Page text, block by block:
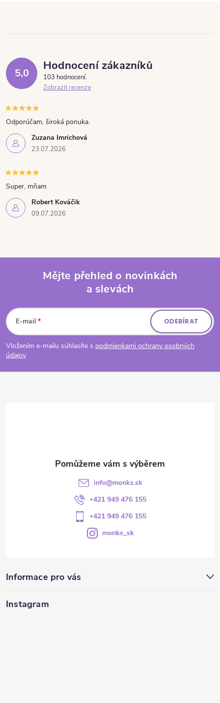
5,0
Hodnocení zákazníků
103 hodnocení
Zobrazit recenze
Zuzana Imrichová
23.07.2026
Odporúčam, široká ponuka.
Robert Kováčik
09.07.2026
Super, mňam
Mějte přehled o novinkách
a slevách
E-mail
Vložením e-mailu súhlasíte s podmienkami ochrany osobných
údajov
ODEBÍRAT
Informace pro vás
info@monks.sk
+421 949 476 155
+421 949 476 155
monks_sk
Instagram